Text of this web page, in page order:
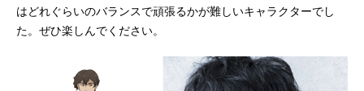
はどれぐらいのバランスで頑張るかが難しいキャラクターでし
た。ぜひ楽しんでください。